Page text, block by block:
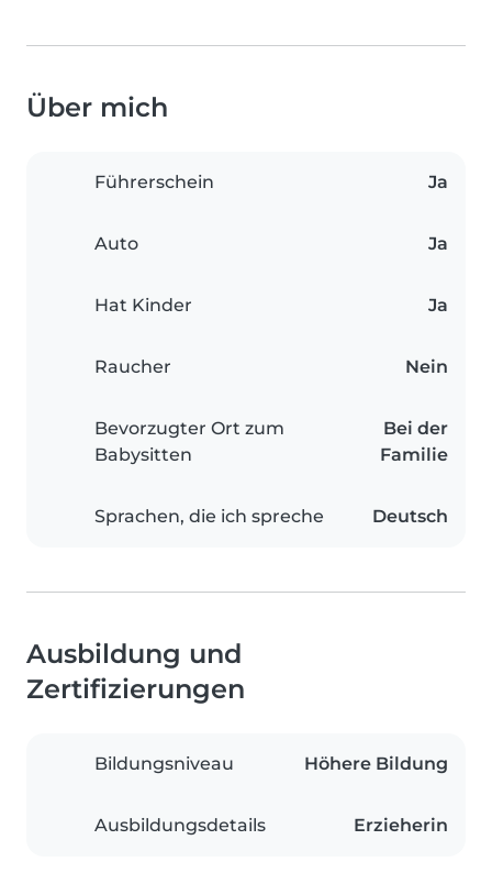
Über mich
Führerschein Ja
Auto Ja
Hat Kinder Ja
Raucher Nein
Bevorzugter Ort zum
Babysitten
Bei der
Familie
Sprachen, die ich spreche Deutsch
Ausbildung und
Zertifizierungen
Bildungsniveau Höhere Bildung
Ausbildungsdetails Erzieherin